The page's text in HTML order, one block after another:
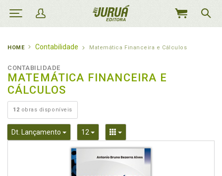
MEU
HOME Contabilidade Matemática Financeira e Cálculos
CONTABILIDADE
MATEMÁTICA FINANCEIRA E
CÁLCULOS
12 obras disponíveis
Dt. Lançamento Toggle Dropdown
12 Toggle DropdownToggle Dropdown